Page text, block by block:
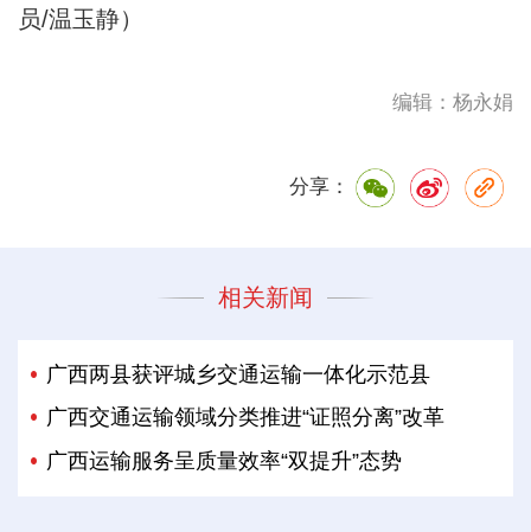
员/温玉静）
编辑：杨永娟
分享：
相关新闻
广西两县获评城乡交通运输一体化示范县
广西交通运输领域分类推进“证照分离”改革
广西运输服务呈质量效率“双提升”态势